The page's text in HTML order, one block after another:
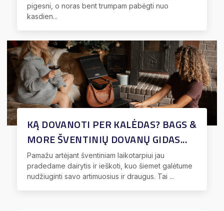
pigesni, o noras bent trumpam pabėgti nuo
kasdien...
KĄ DOVANOTI PER KALĖDAS? BAGS &
MORE ŠVENTINIŲ DOVANŲ GIDAS...
Pamažu artėjant šventiniam laikotarpiui jau
pradedame dairytis ir ieškoti, kuo šiemet galėtume
nudžiuginti savo artimuosius ir draugus. Tai ...